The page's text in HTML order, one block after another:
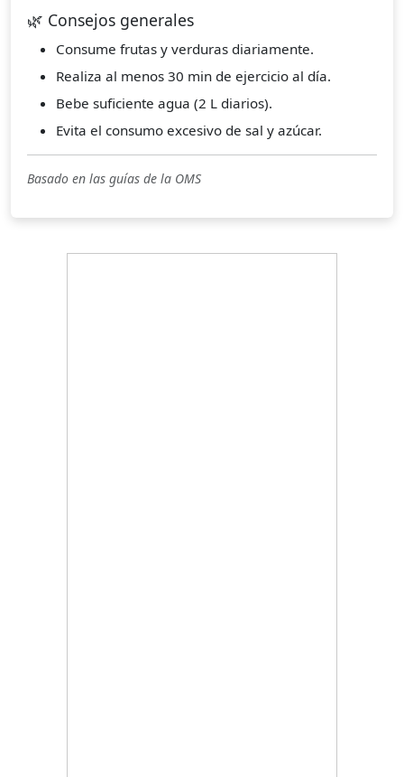
🌿 Consejos generales
Consume frutas y verduras diariamente.
Realiza al menos 30 min de ejercicio al día.
Bebe suficiente agua (2 L diarios).
Evita el consumo excesivo de sal y azúcar.
Basado en las guías de la OMS